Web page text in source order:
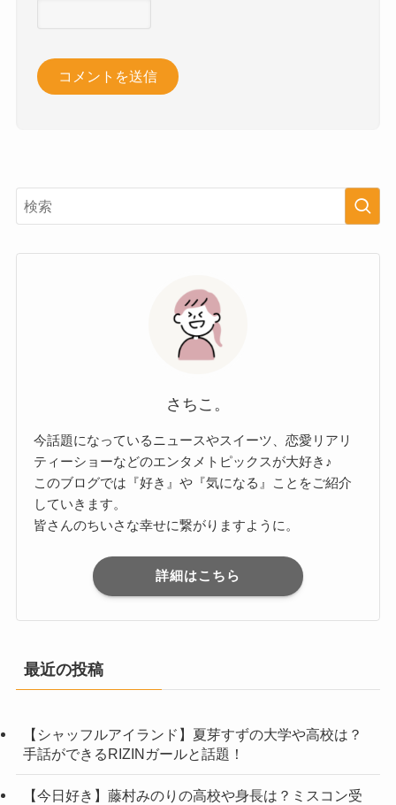
さちこ。
今話題になっているニュースやスイーツ、恋愛リアリ
ティーショーなどのエンタメトピックスが大好き♪
このブログでは『好き』や『気になる』ことをご紹介
していきます。
皆さんのちいさな幸せに繋がりますように。
詳細はこちら
最近の投稿
【シャッフルアイランド】夏芽すずの大学や高校は？
手話ができるRIZINガールと話題！
【今日好き】藤村みのりの高校や身長は？ミスコン受